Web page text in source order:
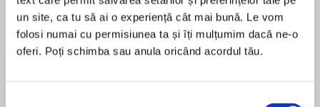
un site, ca tu să ai o experiență cât mai bună. Le vom
folosi numai cu permisiunea ta și îți mulțumim dacă ne-o
oferi. Poți schimba sau anula oricând acordul tău.
Desprecarte
“Brilliant! With Bad Boy, author Robinson once